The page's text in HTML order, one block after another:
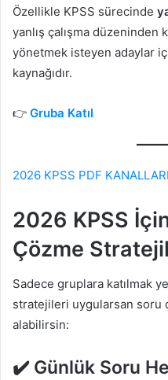
Özellikle KPSS sürecinde
yanlış çalışma düzeninden
yönetmek isteyen adaylar
kaynağıdır.
👉 Gruba Katıl
2026 KPSS PDF
2026 KPSS
Çözme
Sadece gruplara katılmak
stratejileri uygularsan soru
alabilirsin:
✔️ Günlük Soru